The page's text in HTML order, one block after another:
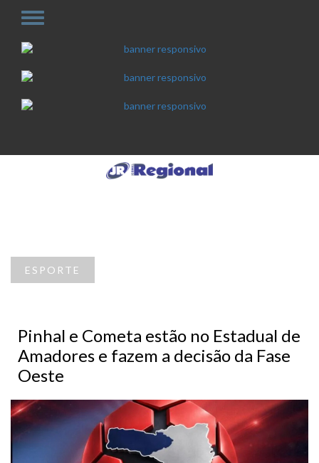
ESPORTE
Pinhal e Cometa estão no Estadual de
Amadores e fazem a decisão da Fase
Oeste